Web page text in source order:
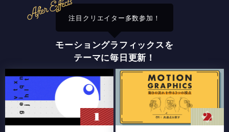
注目クリエイター多数参加！
モーショングラフィックスを
テーマに毎日更新！